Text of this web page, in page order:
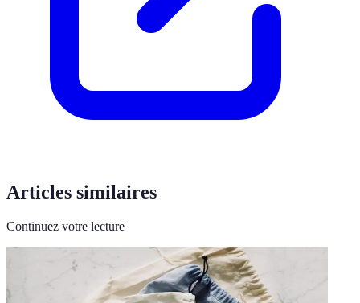
Articles similaires
Continuez votre lecture